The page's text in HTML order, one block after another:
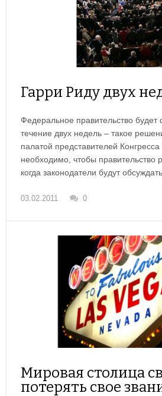
Гарри Риду двух
Федеральное правительство будет
течение двух недель – такое
палатой представителей
необходимо, чтобы правительство
когда законодатели будут
03.02.2011 0
Мировая столица
потерять свое